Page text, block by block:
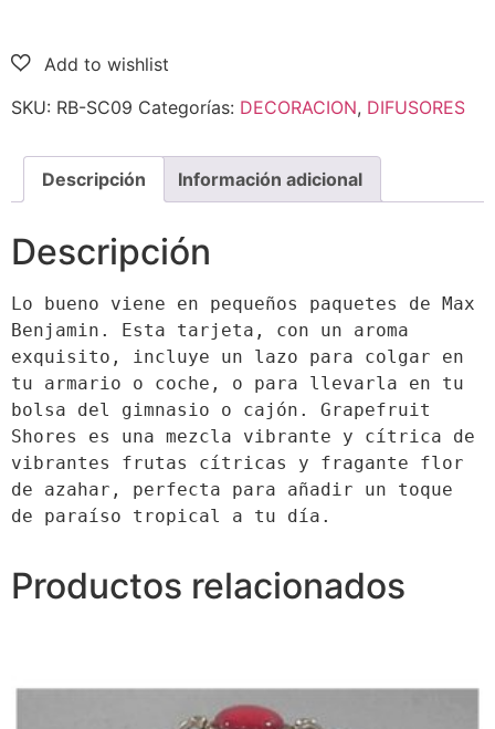
SKU: RB-SC09 Categorías: DECORACION, DIFUSORES
Descripción Información adicional
Descripción
Lo bueno viene en pequeños paquetes de Max
Benjamin. Esta tarjeta, con un aroma
exquisito, incluye un lazo para colgar en
tu armario o coche, o para llevarla en tu
bolsa del gimnasio o cajón. Grapefruit
Shores es una mezcla vibrante y cítrica de
vibrantes frutas cítricas y fragante flor
de azahar, perfecta para añadir un toque
de paraíso tropical a tu día.
Productos relacionados